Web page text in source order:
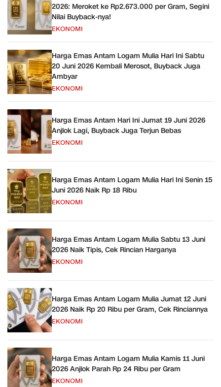
2026: Meroket ke Rp2.673.000 per Gram, Segini
Nilai Buyback-nya!
EKONOMI
Harga Emas Antam Logam Mulia Hari Ini Sabtu
20 Juni 2026 Kembali Merosot, Buyback Juga
Ambyar
EKONOMI
Harga Emas Antam Hari Ini Jumat 19 Juni 2026
Anjlok Lagi, Buyback Juga Terjun Bebas
EKONOMI
Harga Emas Antam Logam Mulia Hari Ini Senin 15
Juni 2026 Naik Rp 18 Ribu
EKONOMI
Harga Emas Antam Logam Mulia Sabtu 13 Juni
2026 Naik Tipis, Cek Rincian Harganya
EKONOMI
Harga Emas Antam Logam Mulia Jumat 12 Juni
2026 Naik Rp 20 Ribu per Gram, Cek Rinciannya
EKONOMI
Harga Emas Antam Logam Mulia Kamis 11 Juni
2026 Anjlok Parah Rp 24 Ribu per Gram
EKONOMI